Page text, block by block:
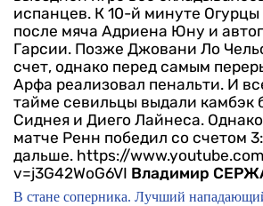
испанцев. К 10-й минуте Огурцы
после мяча Адриена Юну и
Гарсии. Позже Джовани Ло
счет, однако перед самым
Арфа реализовал пенальти. И
тайме севильцы выдали камбэк
Сиднея и Диего Лайнеса.
матче Ренн победил со счетом
дальше. https://
v=j3G42WoG6VI Владимир
В стане соперника. Лучший